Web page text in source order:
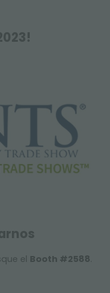
el Booth #2588.